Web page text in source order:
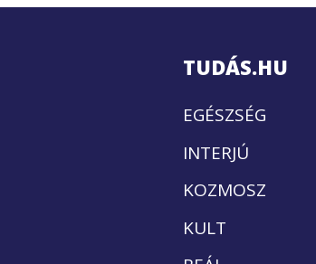
TUDÁS.HU
EGÉSZSÉG
INTERJÚ
KOZMOSZ
KULT